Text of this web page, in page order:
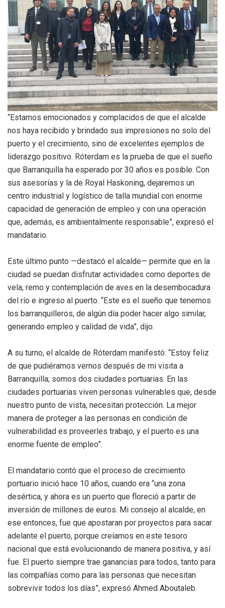
“Estamos emocionados y complacidos de que el alcalde
nos haya recibido y brindado sus impresiones no solo del
puerto y el crecimiento, sino de excelentes ejemplos de
liderazgo positivo. Róterdam es la prueba de que el sueño
que Barranquilla ha esperado por 30 años es posible. Con
sus asesorías y la de Royal Haskoning, dejaremos un
centro industrial y logístico de talla mundial con enorme
capacidad de generación de empleo y con una operación
que, además, es ambientalmente responsable”, expresó el
mandatario.
Este último punto —destacó el alcalde— permite que en la
ciudad se puedan disfrutar actividades como deportes de
vela, remo y contemplación de aves en la desembocadura
del río e ingreso al puerto. “Este es el sueño que tenemos
los barranquilleros, de algún día poder hacer algo similar,
generando empleo y calidad de vida”, dijo.
A su turno, el alcalde de Róterdam manifestó: “Estoy feliz
de que pudiéramos vernos después de mi visita a
Barranquilla; somos dos ciudades portuarias. En las
ciudades portuarias viven personas vulnerables que, desde
nuestro punto de vista, necesitan protección. La mejor
manera de proteger a las personas en condición de
vulnerabilidad es proveerles trabajo, y el puerto es una
enorme fuente de empleo”.
El mandatario contó que el proceso de crecimiento
portuario inició hace 10 años, cuando era “una zona
desértica, y ahora es un puerto que floreció a partir de
inversión de millones de euros. Mi consejo al alcalde, en
ese entonces, fue que apostaran por proyectos para sacar
adelante el puerto, porque creíamos en este tesoro
nacional que está evolucionando de manera positiva, y así
fue. El puerto siempre trae ganancias para todos, tanto para
las compañías como para las personas que necesitan
sobrevivir todos los días”, expresó Ahmed Aboutaleb.